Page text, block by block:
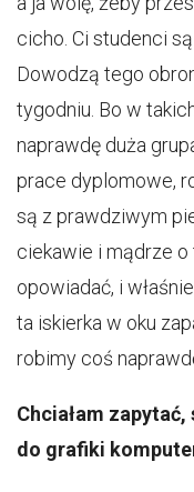
cicho. Ci studenci
Dowodzą tego
tygodniu. Bo w
naprawdę duża
prace dyplomowe,
są z prawdziwym
ciekawie i mądrze
opowiadać, i
ta iskierka w oku
robimy coś
Chciałam
do grafiki